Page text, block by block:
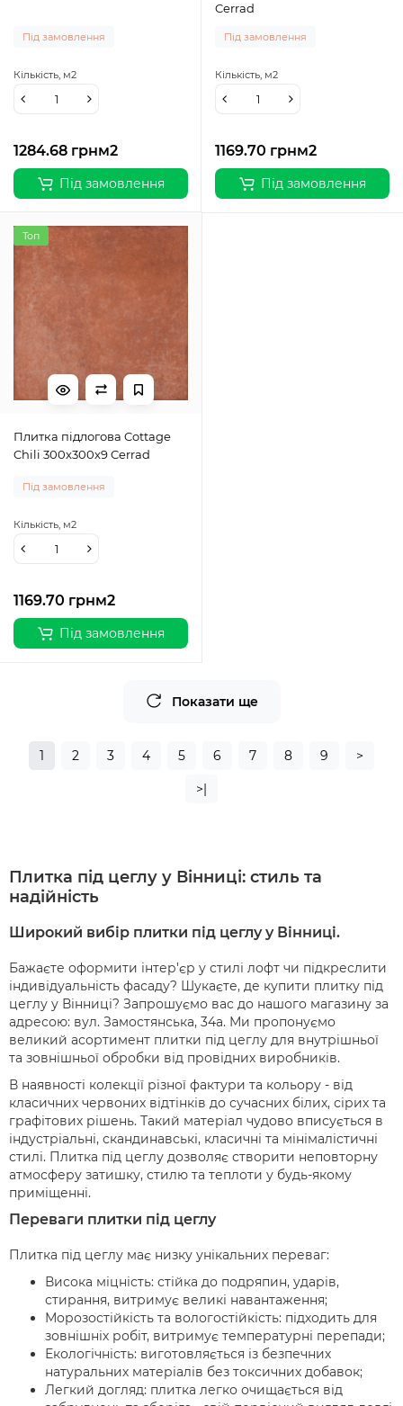
Під замовлення
1284.68 грнм2
Кількість, м2
Під замовлення
Cerrad
Під замовлення
1169.70 грнм2
Кількість, м2
Під замовлення
Топ
Плитка підлогова Cottage
Chili 300x300x9 Cerrad
Під замовлення
1169.70 грнм2
Кількість, м2
Під замовлення
Показати ще
1 2 3 4 5 6 7 8 9 >
>|
Плитка під цеглу у Вінниці: стиль та
надійність
Широкий вибір плитки під цеглу у Вінниці.
Бажаєте оформити інтер'єр у стилі лофт чи підкреслити
індивідуальність фасаду? Шукаєте, де купити плитку під
цеглу у Вінниці? Запрошуємо вас до нашого магазину за
адресою: вул. Замостянська, 34а. Ми пропонуємо
великий асортимент плитки під цеглу для внутрішньої
та зовнішньої обробки від провідних виробників.
В наявності колекції різної фактури та кольору - від
класичних червоних відтінків до сучасних білих, сірих та
графітових рішень. Такий матеріал чудово вписується в
індустріальні, скандинавські, класичні та мінімалістичні
стилі. Плитка під цеглу дозволяє створити неповторну
атмосферу затишку, стилю та теплоти у будь-якому
приміщенні.
Переваги плитки під цеглу
Плитка під цеглу має низку унікальних переваг:
Висока міцність: стійка до подряпин, ударів,
стирання, витримує великі навантаження;
Морозостійкість та вологостійкість: підходить для
зовнішніх робіт, витримує температурні перепади;
Екологічність: виготовляється із безпечних
натуральних матеріалів без токсичних добавок;
Легкий догляд: плитка легко очищається від